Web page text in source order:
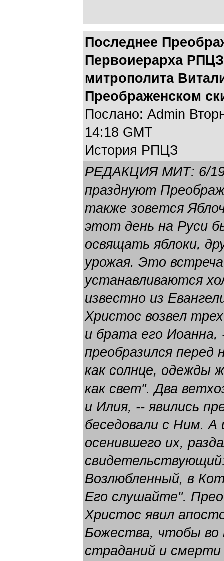
Последнее
Первоиерарха
митрополита
Преображенском
Послано: Admin
14:18 GMT
История РПЦЗ
РЕДАКЦИЯ МИТ: 6/19
празднуют
также зовется
этот день на Руси
освящать яблоки,
урожая. Это
устанавливаются
известно из
Христос возвел
и брата его Иоанна,
преобразился перед
как солнце, одежды
как свет". Два
и Илия, -- явились
беседовали с Ним. А
осенившего их,
Возлюбленный, в
Его слушайте".
Христос явил
Божества, чтобы во
страданий и